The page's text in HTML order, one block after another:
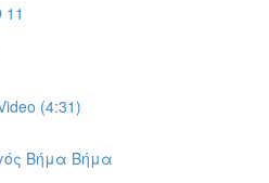
(4:31)
Βήμα Βήμα